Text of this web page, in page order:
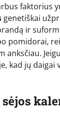
faktorius
genetiškai
ir
pomidorai,
anksčiau.
kad jų